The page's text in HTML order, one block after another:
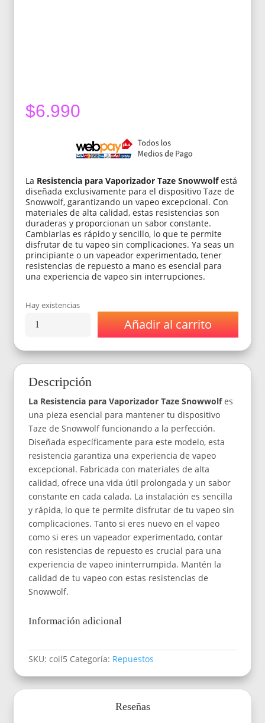
$6.990
La Resistencia para Vaporizador Taze Snowwolfestá
diseñada exclusivamente para el dispositivo Taze de
Snowwolf, garantizando un vapeo excepcional. Con
materiales de alta calidad, estas resistencias son
duraderas y proporcionan un sabor constante.
Cambiarlas es rápido y sencillo, lo que te permite
disfrutar de tu vapeo sin complicaciones. Ya seas un
principiante o un vapeador experimentado, tener
resistencias de repuesto a mano es esencial para
una experiencia de vapeo sin interrupciones.
Hay existencias
Resistencia/
Para
Vaporixador
Snowwolf
(15-
25wtts)
cantidad
Añadir al carrito
Descripción
La Resistencia para Vaporizador Taze Snowwolfes
una pieza esencial para mantener tu dispositivo
Taze de Snowwolf funcionando a la perfección.
Diseñada específicamente para este modelo, esta
resistencia garantiza una experiencia de vapeo
excepcional. Fabricada con materiales de alta
calidad, ofrece una vida útil prolongada y un sabor
constante en cada calada. La instalación es sencilla
y rápida, lo que te permite disfrutar de tu vapeo sin
complicaciones. Tanto si eres nuevo en el vapeo
como si eres un vapeador experimentado, contar
con resistencias de repuesto es crucial para una
experiencia de vapeo ininterrumpida. Mantén la
calidad de tu vapeo con estas resistencias de
Snowwolf.
Información adicional
SKU:coil5 Categoría: Repuestos
Reseñas